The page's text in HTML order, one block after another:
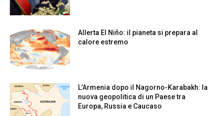
Allerta El Niño: il pianeta si prepara al
calore estremo
L’Armenia dopo il Nagorno-Karabakh: la
nuova geopolitica di un Paese tra
Europa, Russia e Caucaso